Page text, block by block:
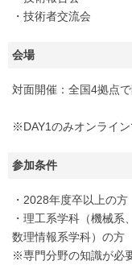
・技術者交流会
会場
対面開催：全国4拠点
※DAY1のみオンライン
参加条件
・2028年度卒以上の方
・理工系学科（機械系
数理情報系学科）の方
※専門分野の知識が必